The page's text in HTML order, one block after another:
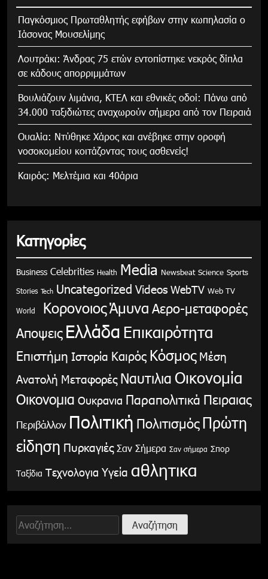
Παγκόσμιος Πρωταθλητής εφήβων στην κωπηλασία ο
Ιάσονας Μουσελίμης
Λουτράκι: Άνδρας 75 ετών εντοπίστηκε νεκρός δίπλα
σε κάδους απορριμμάτων
Βουλιάζουν λιμάνια, ΚΤΕΛ και εθνικές οδοί: Πάνω από
34.000 ταξιδιώτες αναχωρούν σήμερα από τον Πειραιά
Ουαλία: Ντύθηκε Χάρος και ανέβηκε στην οροφή
νοσοκομείου κοιτάζοντας τους ασθενείς!
Καιρός: Μελτέμια και 40άρια
Κατηγορίες
Business Celebrities Health Media Newsbeat Science Sports
Stories Tech Uncategorized Videos WebTV Web TV
World ΚορονοιοςΆμυνα Αερο-μεταφορές
Αποψεις Ελλάδα Επικαιρότητα
Επιστήμη Ιστορία Καιρός Κόσμος Μέση
Ανατολή Μεταφορές Ναυτιλια Οικονομία
Οικονομια Ουκρανια Παραπολιτικά Πειραιας
Περιβάλλον Πολιτική Πολιτισμός Πρώτη
είδηση Πυρκαγιές Σαν Σήμερα Σαν σήμερα Σπορ
Ταξίδια Τεχνολογια Υγεία αθλητικα
Αναζήτηση
για: